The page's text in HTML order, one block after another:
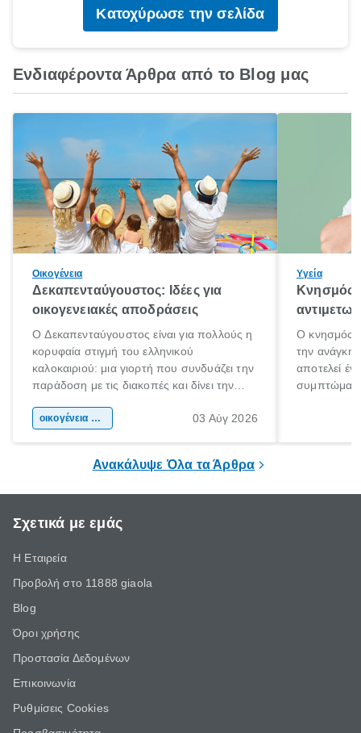
Κατοχύρωσε την σελίδα
Ενδιαφέροντα Άρθρα από το Blog μας
Οικογένεια
Δεκαπενταύγουστος: Ιδέες για
οικογενειακές αποδράσεις
Ο Δεκαπενταύγουστος είναι για πολλούς η
κορυφαία στιγμή του ελληνικού
καλοκαιριού: μια γιορτή που συνδυάζει την
παράδοση με τις διακοπές και δίνει την
χώρας. Είτε πρόκειται για λίγες μέρες
οικογένεια & παιδί 03 Αύγ 2026
Υγεία
Κνησμός:
Ο κνησμός
την ανάγκη
αποτελεί
Ανακάλυψε Όλα τα Άρθρα
Σχετικά με εμάς
Η Εταιρεία
Προβολή στο 11888 giaola
Blog
Όροι χρήσης
Προστασία Δεδομένων
Επικοινωνία
Ρυθμίσεις Cookies